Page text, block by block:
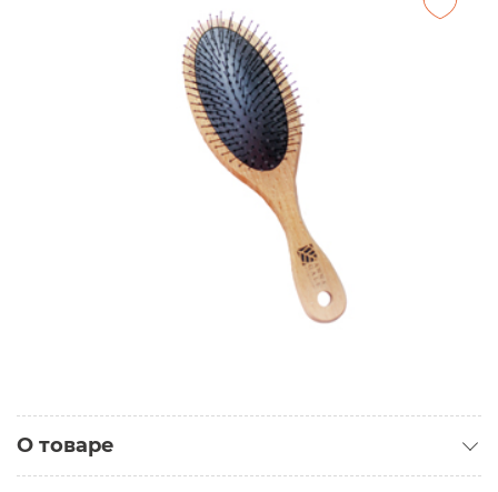
О товаре